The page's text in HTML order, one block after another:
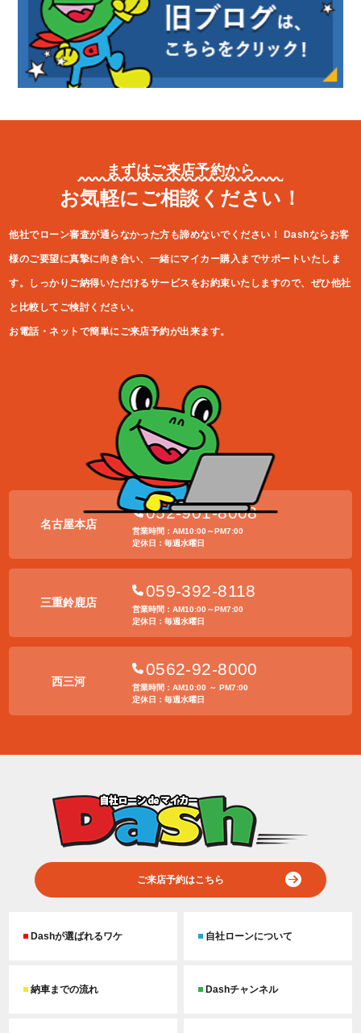
まずはご来店予約から
お気軽にご相談ください！
他社でローン審査が通らなかった方も諦めないでください！ Dashならお客
様のご要望に真摯に向き合い、一緒にマイカー購入ま でサポートいたしま
す。しっかりご納得いただけるサービスをお約束いたしますので、ぜひ他社
と比較してご検討ください。
お電話・ネットで簡単にご来店予約が出来ます。
名古屋本店
052-901-8008
営業時間：AM10:00～PM7:00
定休日：毎週水曜日
三重鈴鹿店
059-392-8118
営業時間：AM10:00～PM7:00
定休日：毎週水曜日
西三河
0562-92-8000
営業時間：AM10:00 ～ PM7:00
定休日：毎週水曜日
ご来店予約はこちら
Dashが選ばれるワケ 自社ローンについて
納車までの流れ Dashチャンネル